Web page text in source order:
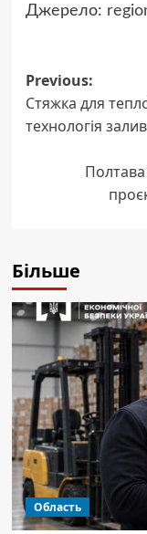
Джерело:
Post
Previous:
Стяжка для
технологія
Більше
Область